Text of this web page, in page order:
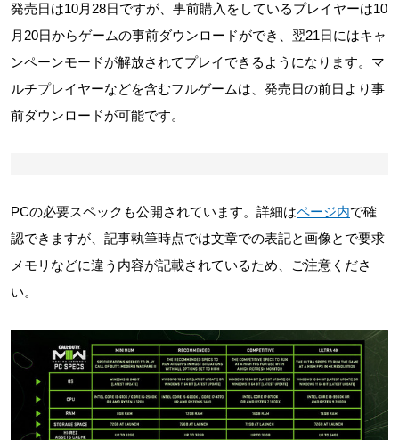
発売日は10月28日ですが、事前購入をしているプレイヤーは10
月20日からゲームの事前ダウンロードができ、翌21日にはキャ
ンペーンモードが解放されてプレイできるようになります。マ
ルチプレイヤーなどを含むフルゲームは、発売日の前日より事
前ダウンロードが可能です。
PCの必要スペックも公開されています。詳細はページ内で確
認できますが、記事執筆時点では文章での表記と画像とで要求
メモリなどに違う内容が記載されているため、ご注意くださ
い。